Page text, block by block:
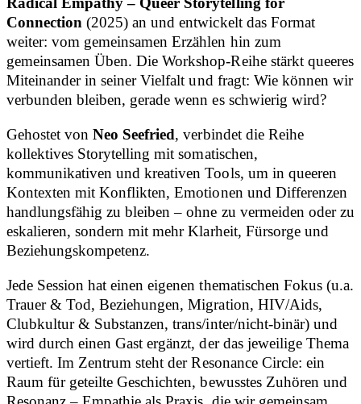
Connection (2025) an und entwickelt das Format
weiter: vom gemeinsamen Erzählen hin zum
gemeinsamen Üben. Die Workshop-Reihe stärkt queeres
Miteinander in seiner Vielfalt und fragt: Wie können wir
verbunden bleiben, gerade wenn es schwierig wird?
Gehostet vonNeo Seefried, verbindet die Reihe
kollektives Storytelling mit somatischen,
kommunikativen und kreativen Tools, um in queeren
Kontexten mit Konflikten, Emotionen und Differenzen
handlungsfähig zu bleiben – ohne zu vermeiden oder zu
eskalieren, sondern mit mehr Klarheit, Fürsorge und
Beziehungskompetenz.
Jede Session hat einen eigenen thematischen Fokus (u.a.
Trauer & Tod, Beziehungen, Migration, HIV/Aids,
Clubkultur & Substanzen, trans/inter/nicht-binär) und
wird durch einen Gast ergänzt, der das jeweilige Thema
vertieft. Im Zentrum steht der Resonance Circle: ein
Raum für geteilte Geschichten, bewusstes Zuhören und